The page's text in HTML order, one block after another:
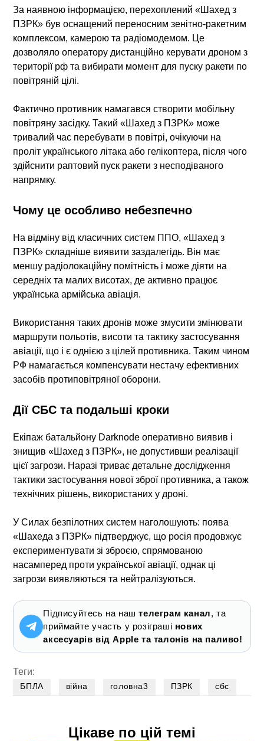
За наявною інформацією, перехоплений «Шахед з
ПЗРК» був оснащений переносним зенітно-ракетним
комплексом, камерою та радіомодемом. Це
дозволяло оператору дистанційно керувати дроном з
території рф та вибирати момент для пуску ракети по
повітряній цілі.
Фактично противник намагався створити мобільну
повітряну засідку. Такий «Шахед з ПЗРК» може
тривалий час перебувати в повітрі, очікуючи на
проліт українського літака або гелікоптера, після чого
здійснити раптовий пуск ракети з несподіваного
напрямку.
Чому це особливо небезпечно
На відміну від класичних систем ППО, «Шахед з
ПЗРК» складніше виявити заздалегідь. Він має
меншу радіолокаційну помітність і може діяти на
середніх та малих висотах, де активно працює
українська армійська авіація.
Використання таких дронів може змусити змінювати
маршрути польотів, висоти та тактику застосування
авіації, що і є однією з цілей противника. Таким чином
РФ намагається компенсувати нестачу ефективних
засобів протиповітряної оборони.
Дії СБС та подальші кроки
Екіпаж батальйону Darknode оперативно виявив і
знищив «Шахед з ПЗРК», не допустивши реалізації
цієї загрози. Наразі триває детальне дослідження
тактики застосування нової зброї противника, а також
технічних рішень, використаних у дроні.
У Силах безпілотних систем наголошують: поява
«Шахеда з ПЗРК» підтверджує, що росія продовжує
експериментувати зі зброєю, спрямованою
насамперед протиукраїнської авіації, однак ці
загрози виявляються та нейтралізуються.
Підписуйтесь на наштелеграм канал, та
приймайте участь у розіграші нових
аксесуарів від Apple та талонів на паливо!
Теги:
БПЛА війна головна3 ПЗРК сбс
Цікаве по цій темі